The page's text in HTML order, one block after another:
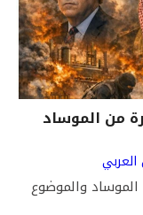
من الموساد
العربي
والموضوع